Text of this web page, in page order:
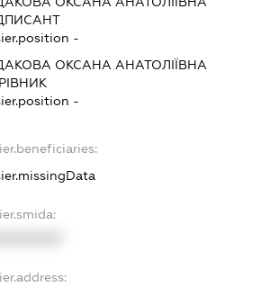
-
ОКСАНА АНАТОЛІЇВНА
-